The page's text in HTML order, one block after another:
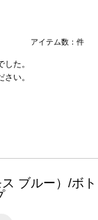
アイテム数： 件
た。
い。
ブルー）/ボト